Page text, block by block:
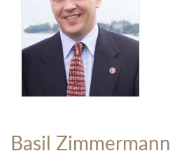
ESPACE PRO LIBRAIRES
Basil Zimmermann